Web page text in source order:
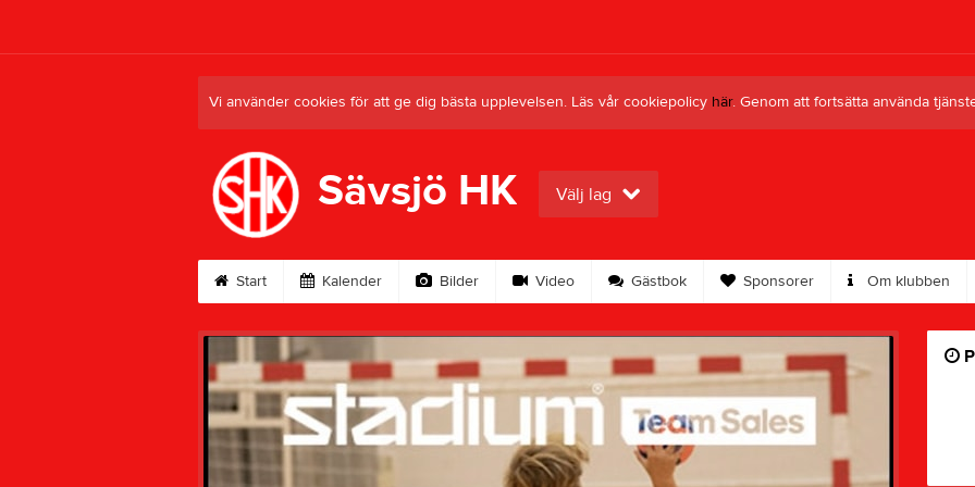
Vi använder cookies för att ge dig bästa upplevelsen. Läs vår cookiepolicy här. Genom att fortsätta använda
Sävsjö HK Välj lag
Start Kalender Bilder Video Gästbok Sponsorer Om klubben